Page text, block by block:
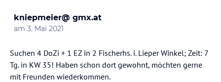
kniepmeier@ gmx.at
am 3. Mai 2021
Suchen 4 DoZi + 1 EZ in 2 Fischerhs. i. Lieper Winkel; Zeit: 7
Tg. in KW 35! Haben schon dort gewohnt, möchten gerne
mit Freunden wiederkommen.